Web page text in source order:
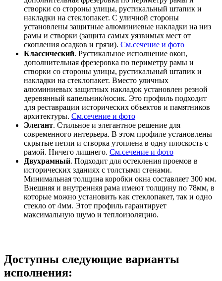
створки со стороны улицы, рустикальный штапик и
накладки на стеклопакет. С уличной стороны
установлены защитные алюминиевые накладки на низ
рамы и створки (защита самых уязвимых мест от
скопления осадков и грязи). См.сечение и фото
Классический. Рустикальное исполнение окон,
дополнительная фрезеровка по периметру рамы и
створки со стороны улицы, рустикальный штапик и
накладки на стеклопакет. Вместо уличных
алюминиевых защитных накладок установлен резной
деревянный капельник/носик. Это профиль подходит
для реставрации исторических объектов и памятников
архитектуры. См.сечение и фото
Элегант. Стильное и элегантное решение для
современного интерьера. В этом профиле установлены
скрытые петли и створка утоплена в одну плоскость с
рамой. Ничего лишнего. См.сечение и фото
Двухрамный. Подходит для остекления проемов в
исторических зданиях с толстыми стенами.
Минимальная толщина коробки окна составляет 300 мм.
Внешняя и внутренняя рама имеют толщину по 78мм, в
которые можно установить как стеклопакет, так и одно
стекло от 4мм. Этот профиль гарантирует
максимальную шумо и теплоизоляцию.
Доступны следующие варианты
исполнения: